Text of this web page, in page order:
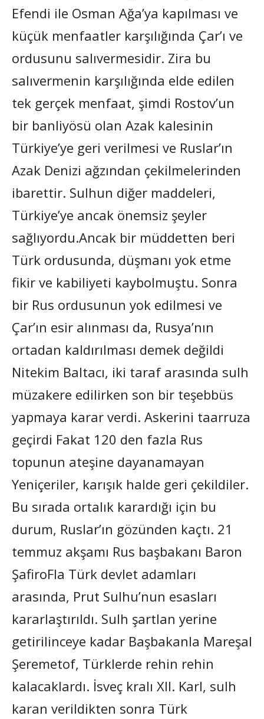
Efendi ile Osman Ağa’ya kapılması ve
küçük menfaatler karşılığında Çar’ı ve
ordusunu salıvermesidir. Zira bu
salıvermenin karşılığında elde edilen
tek gerçek menfaat, şimdi Rostov’un
bir banliyösü olan Azak kalesinin
Türkiye’ye geri verilmesi ve Ruslar’ın
Azak Denizi ağzından çekilmelerinden
ibarettir. Sulhun diğer maddeleri,
Türkiye’ye ancak önemsiz şeyler
sağlıyordu.Ancak bir müddetten beri
Türk ordusunda, düşmanı yok etme
fikir ve kabiliyeti kaybolmuştu. Sonra
bir Rus ordusunun yok edilmesi ve
Çar’ın esir alınması da, Rusya’nın
ortadan kaldırılması demek değildi
Nitekim Baltacı, iki taraf arasında sulh
müzakere edilirken son bir teşebbüs
yapmaya karar verdi. Askerini taarruza
geçirdi Fakat 120 den fazla Rus
topunun ateşine dayanamayan
Yeniçeriler, karışık halde geri çekildiler.
Bu sırada ortalık karardığı için bu
durum, Ruslar’ın gözünden kaçtı. 21
temmuz akşamı Rus başbakanı Baron
ŞafiroFla Türk devlet adamları
arasında, Prut Sulhu’nun esasları
kararlaştırıldı. Sulh şartlan yerine
getirilinceye kadar Başbakanla Mareşal
Şeremetof, Türklerde rehin rehin
kalacaklardı. İsveç kralı XII. Karl, sulh
karan verildikten sonra Türk